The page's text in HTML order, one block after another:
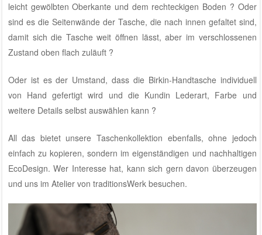
leicht gewölbten Oberkante und dem rechteckigen Boden ? Oder
sind es die Seitenwände der Tasche, die nach innen gefaltet sind,
damit sich die Tasche weit öffnen lässt, aber im verschlossenen
Zustand oben flach zuläuft ?
Oder ist es der Umstand, dass die Birkin-Handtasche individuell
von Hand gefertigt wird und die Kundin Lederart, Farbe und
weitere Details selbst auswählen kann ?
All das bietet unsere Taschenkollektion ebenfalls, ohne jedoch
einfach zu kopieren, sondern im eigenständigen und nachhaltigen
EcoDesign. Wer Interesse hat, kann sich gern davon überzeugen
und uns im Atelier von traditionsWerkbesuchen.